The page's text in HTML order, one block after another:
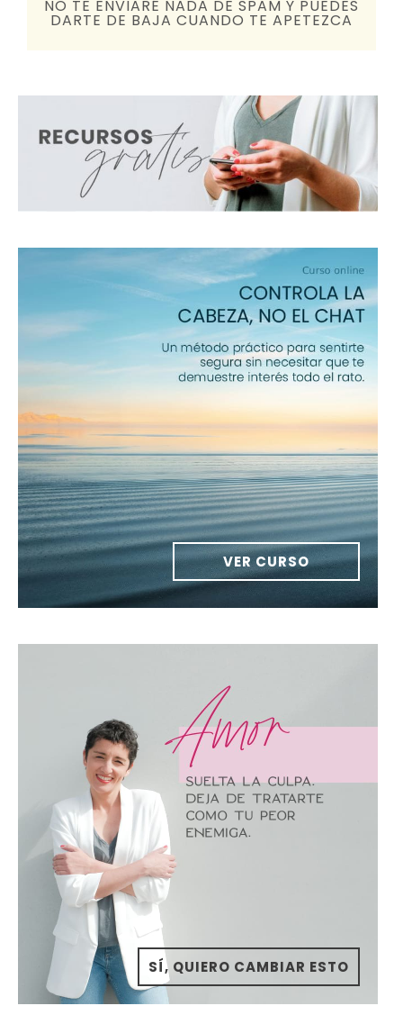
NO TE ENVIARÉ NADA DE SPAM Y PUEDES
DARTE DE BAJA CUANDO TE APETEZCA
VER CURSO
SÍ, QUIERO CAMBIAR ESTO